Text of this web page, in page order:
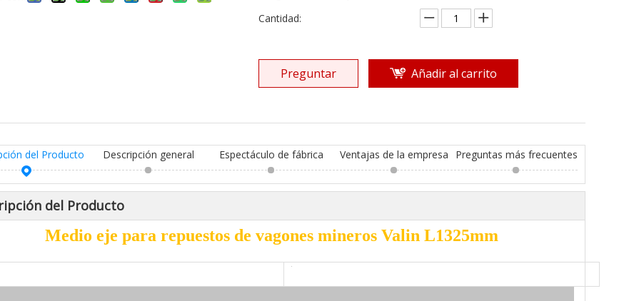
Cantidad:
Preguntar Añadir al carrito
del Producto Descripción general Espectáculo de fábrica Ventajas de la empresa Preguntas más frecuentes
del Producto
Medio eje para repuestos de vagones mineros Valin L1325mm